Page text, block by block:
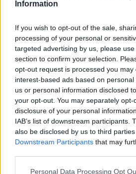
Information
If you wish to opt-out of the sale,
processing of your personal or
targeted advertising by us, please
section to confirm your selection.
opt-out request is processed you may
interest-based ads based on
us or personal information disclosed
your opt-out. You may separately
disclosure of your personal
IAB’s list of downstream participants.
also be disclosed by us to third
Downstream Participants that may
Please note that this website/app
Personal Data Processing Opt
Lapszemle.
A független parlamenti
meg konkrét információt a
keletkezésének helyszínéről
annyit közölt, hogy az adott
vevő egyik fuvarozó küldte el
közlekedési miniszter
A hangfelvételen Lázár a